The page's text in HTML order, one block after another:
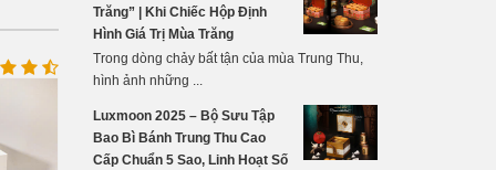
Trăng” | Khi Chiếc Hộp Định
Hình Giá Trị Mùa Trăng
Trong dòng chảy bất tận của mùa Trung Thu,
hình ảnh những ...
Luxmoon 2025 – Bộ Sưu Tập
Bao Bì Bánh Trung Thu Cao
Cấp Chuẩn 5 Sao, Linh Hoạt Số